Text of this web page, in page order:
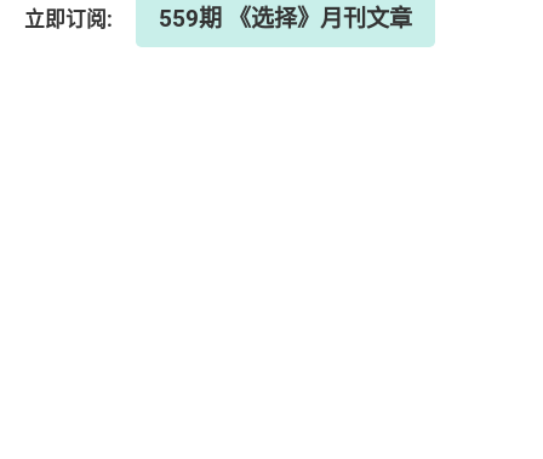
立即订阅: 559期 《选择》月刊文章